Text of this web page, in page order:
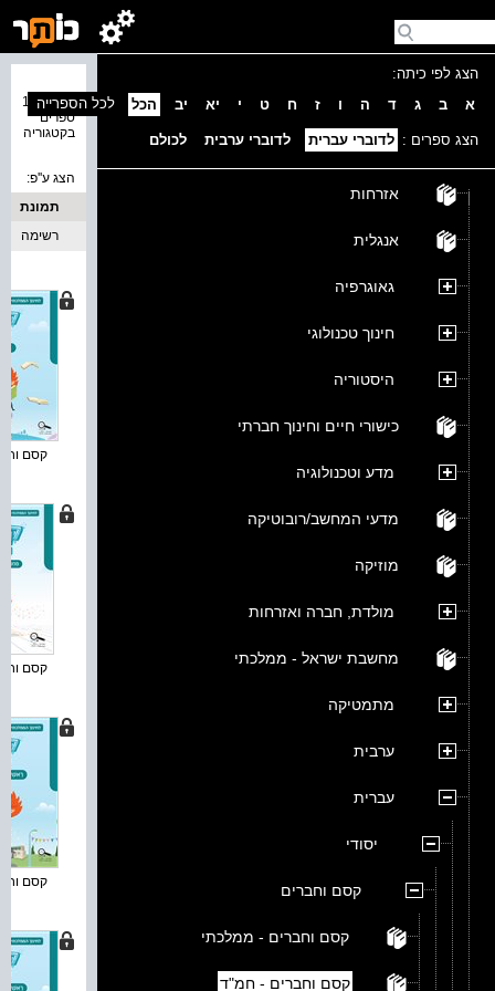
הצג לפי כיתה:
א
ב ג ד ה ו ז ח ט י יא יב הכל
הצג ספרים : לדוברי עברית לדוברי ערבית לכולם
אזרחות
אנגלית
גאוגרפיה
חינוך טכנולוגי
היסטוריה
כישורי חיים וחינוך חברתי
מדע וטכנולוגיה
מדעי המחשב/רובוטיקה
מוזיקה
מולדת, חברה ואזרחות
מחשבת ישראל - ממלכתי
מתמטיקה
ערבית
עברית
יסודי
קסם וחברים
קסם וחברים - ממלכתי
קסם וחברים - חמ"ד
נמצאו 11
ספרים
בקטגוריה
לכל הספרייה
הצג ע''פ:
תמונת
כריכה
רשימה
קסם
קסם
קסם